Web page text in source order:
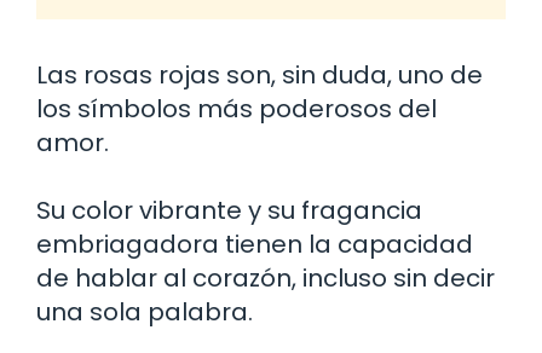
Las rosas rojas son, sin duda, uno de
los símbolos más poderosos del
amor.
Su color vibrante y su fragancia
embriagadora tienen la capacidad
de hablar al corazón, incluso sin decir
una sola palabra.